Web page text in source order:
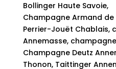
Bollinger Haute Savoie,
Champagne Armand de
Perrier-Jouët Chablais,
Annemasse,
Champagne Deutz
Thonon, Taittinger